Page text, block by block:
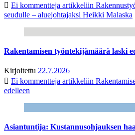
Ei kommentteja artikkeliin
seudulle – aluejohtajaksi Heikki Malaska
Rakentamisen työntekijämäärä laski
Kirjoitettu 22.7.2026
Ei kommentteja artikkeliin
edelleen
Asiantuntija: Kustannusohjauksen